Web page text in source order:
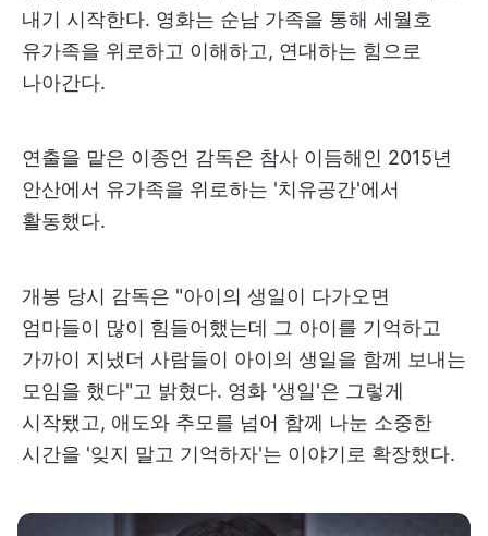
내기 시작한다. 영화는 순남 가족을 통해 세월호
유가족을 위로하고 이해하고, 연대하는 힘으로
나아간다.
연출을 맡은 이종언 감독은 참사 이듬해인 2015년
안산에서 유가족을 위로하는 '치유공간'에서
활동했다.
개봉 당시 감독은 "아이의 생일이 다가오면
엄마들이 많이 힘들어했는데 그 아이를 기억하고
가까이 지냈더 사람들이 아이의 생일을 함께 보내는
모임을 했다"고 밝혔다. 영화 '생일'은 그렇게
시작됐고, 애도와 추모를 넘어 함께 나눈 소중한
시간을 '잊지 말고 기억하자'는 이야기로 확장했다.